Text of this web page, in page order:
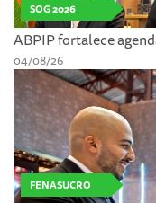
SOG 2026
ABPIP fortalece
04/08/26
FENASUCRO